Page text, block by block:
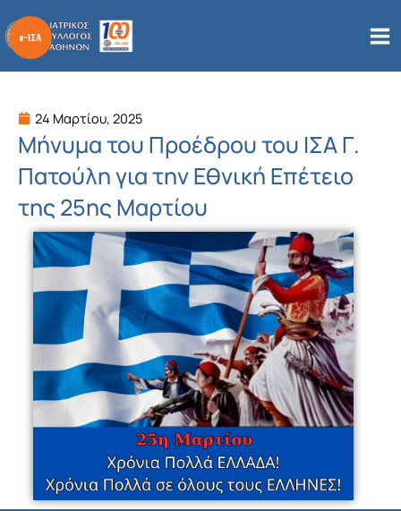
στο
περιεχόμενο
24 Μαρτίου, 2025
Μήνυμα του Προέδρου του ΙΣΑ Γ.
Πατούλη για την Εθνική Επέτειο
της 25ης Μαρτίου